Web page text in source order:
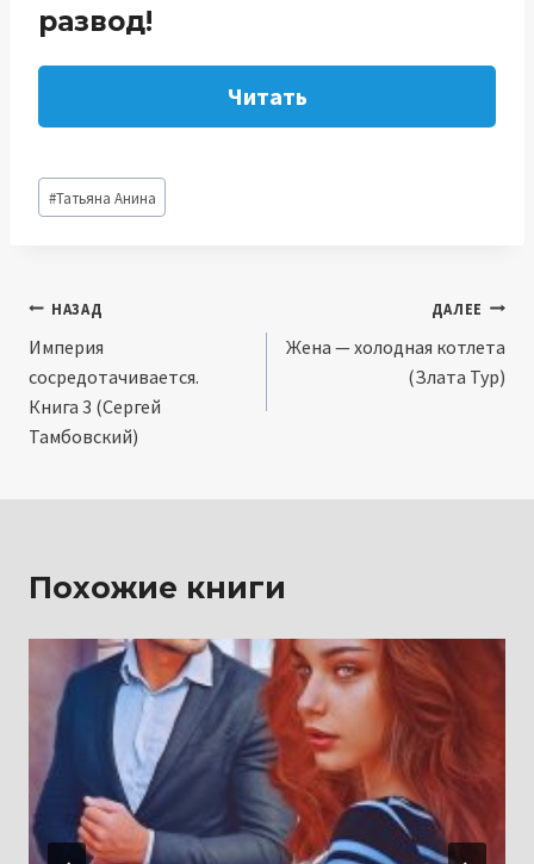
развод!
Читать
Метки
записи:
#Татьяна Анина
Навигация
по
записям
НАЗАД
Империя
сосредотачивается.
Книга 3 (Сергей
Тамбовский)
ДАЛЕЕ
Жена — холодная котлета
(Злата Тур)
Похожие книги